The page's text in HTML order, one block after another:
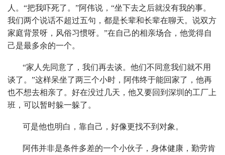
人。“把我吓死了。”阿伟说，“坐下去之后就没有我的事。
我们两个说话不超过五句，都是长辈和长辈在聊天。说双方
家庭背景呀，风俗习惯呀。”在自己的相亲场合，他觉得自
己是最多余的一个。
“家人先同意了，我们再去谈。他们不同意我们就不用
谈了。”这样呆坐了两三个小时，阿伟终于能回家了，他再
也不想去相亲了。好在没过几天，他又要回到深圳的工厂上
班，可以暂时躲一躲了。
可是他也明白，靠自己，好像更找不到对象。
阿伟并非是条件多差的一个小伙子，身体健康，勤劳肯